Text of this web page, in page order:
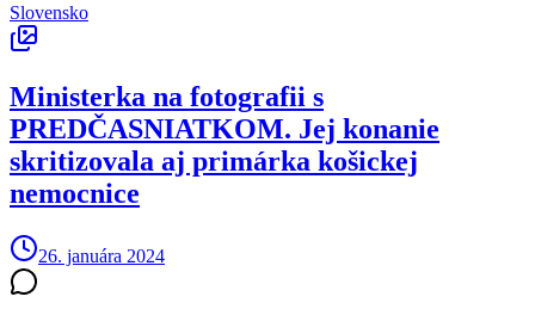
Slovensko
Ministerka na fotografii s
PREDČASNIATKOM. Jej konanie
skritizovala aj primárka košickej
nemocnice
26. januára 2024